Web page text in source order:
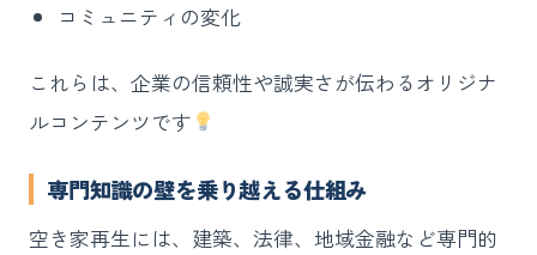
コミュニティの変化
これらは、企業の信頼性や誠実さが伝わるオリジナ
ルコンテンツです
専門知識の壁を乗り越える仕組み
空き家再生には、建築、法律、地域金融など専門的